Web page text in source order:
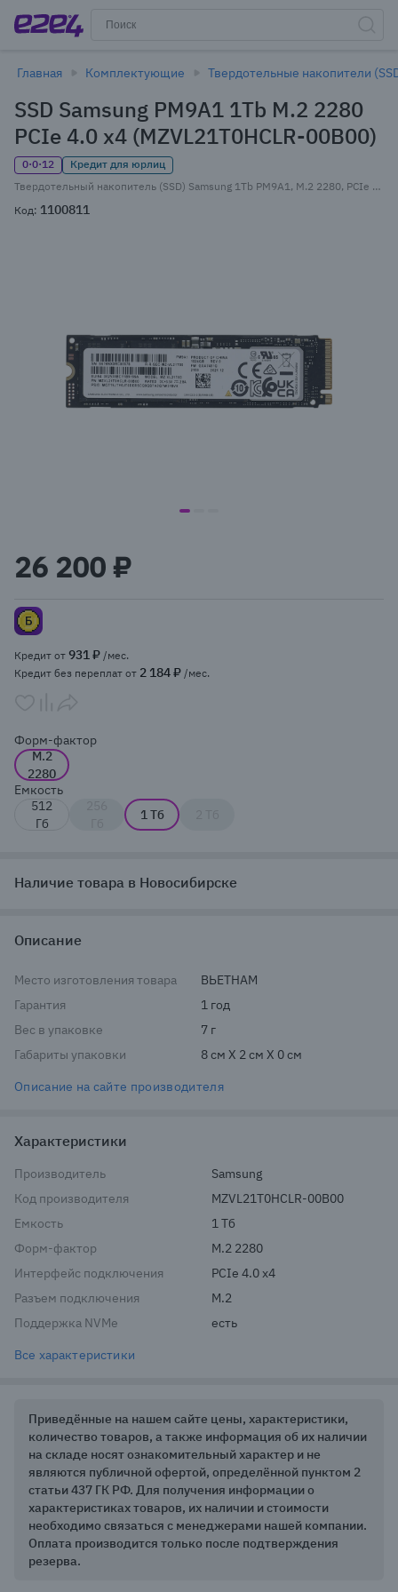
Главная Комплектующие Твердотельные накопители
SSD Samsung PM9A1 1Tb M.2 2280
PCIe 4.0 x4 (MZVL21T0HCLR-00B00)
0·0·12
Кредит для юрлиц
Твердотельный накопитель (SSD) Samsung 1Tb PM9A1, M.2 2280, PCIe 4.0 x4, NVMe (MZVL21T0HCLR-00B00) Bulk (OEM)
Код: 1100811
item
of
3
26 200 ₽
Кредит от 931 ₽ /мес.
Кредит без переплат от 2 184 ₽ /мес.
Форм-фактор
M.2
2280
Емкость
512
Гб
1 Тб
Наличие товара в Новосибирске
Описание
Место изготовления товара
ВЬЕТНАМ
Гарантия
1 год
Вес в упаковке
7 г
Габариты упаковки
8 см X 2 см X 0 см
Описание на сайте производителя
Характеристики
Производитель
Samsung
Код производителя
MZVL21T0HCLR-00B00
Емкость
1 Тб
Форм-фактор
M.2 2280
Интерфейс подключения
PCIe 4.0 x4
Разъем подключения
M.2
Поддержка NVMe
есть
Все характеристики
Приведённые на нашем сайте цены, характеристики,
количество товаров, а также информация об их наличии
на складе носят ознакомительный характер и не
являются публичной офертой, определённой пунктом 2
статьи 437 ГК РФ. Для получения информации о
характеристиках товаров, их наличии и стоимости
необходимо связаться с менеджерами нашей компании.
Оплата производится только после подтверждения
резерва.